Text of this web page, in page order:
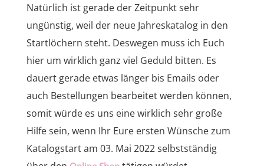
Natürlich ist gerade der Zeitpunkt sehr
ungünstig, weil der neue Jahreskatalog in den
Startlöchern steht. Deswegen muss ich Euch
hier um wirklich ganz viel Geduld bitten. Es
dauert gerade etwas länger bis Emails oder
auch Bestellungen bearbeitet werden können,
somit würde es uns eine wirklich sehr große
Hilfe sein, wenn Ihr Eure ersten Wünsche zum
Katalogstart am 03. Mai 2022 selbstständig